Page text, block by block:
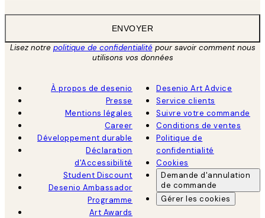
ENVOYER
Lisez notre politique de confidentialitépour savoir comment nous
utilisons vos données
À propos de desenio
Presse
Mentions légales
Career
Développement durable
Déclaration
d'Accessibilité
Student Discount
Desenio Ambassador
Programme
Art Awards
Desenio Art Advice
Service clients
Suivre votre commande
Conditions de ventes
Politique de
confidentialité
Cookies
Demande d'annulation
de commande
Gérer les cookies